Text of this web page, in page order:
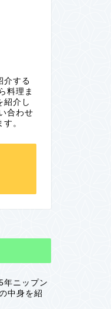
介する
料理ま
紹介し
合わせ
。
年ニップン
中身を紹